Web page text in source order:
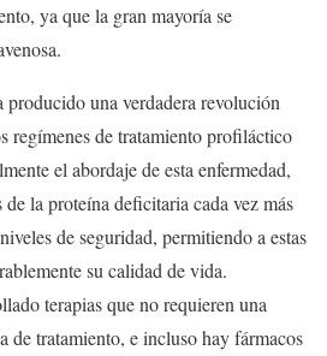
ya que la gran mayoría se
producido una verdadera revolución
regímenes de tratamiento profiláctico
el abordaje de esta enfermedad,
la proteína deficitaria cada vez más
de seguridad, permitiendo a estas
su calidad de vida.
terapias que no requieren una
de tratamiento, e incluso hay fármacos